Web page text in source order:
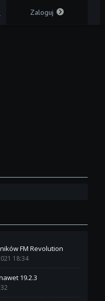
Zaloguj
FM Revolution
18:34
19.2.3